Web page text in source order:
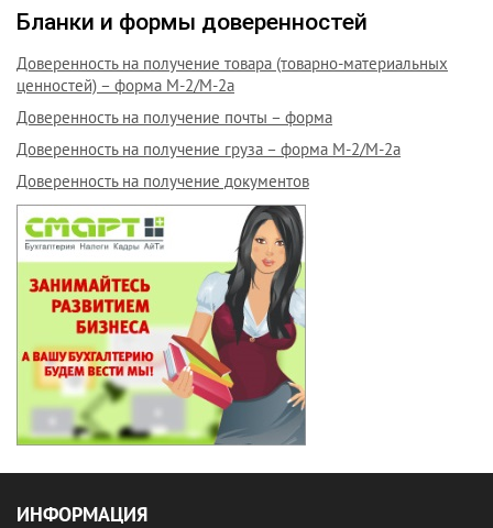
Бланки и формы доверенностей
Доверенность на получение товара (товарно-материальных
ценностей) – форма М-2/М-2а
Доверенность на получение почты – форма
Доверенность на получение груза – форма М-2/М-2а
Доверенность на получение документов
ИНФОРМАЦИЯ